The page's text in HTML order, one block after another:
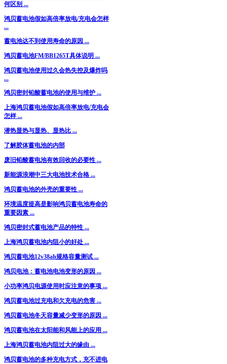
何区别 ...
鸿贝蓄电池假如高倍率放电/充电会怎样
...
蓄电池达不到使用寿命的原因 ...
鸿贝蓄电池FM/BB1265T具体说明 ...
鸿贝蓄电池使用过久会热失控及爆炸吗
...
鸿贝密封铅酸蓄电池的使用与维护 ...
上海鸿贝蓄电池假如高倍率放电/充电会
怎样 ...
潜热显热与显热、显热比 ...
了解胶体蓄电池的内部
废旧铅酸蓄电池有效回收的必要性 ...
新能源浪潮中三大电池技术合格 ...
鸿贝蓄电池的外壳的重要性 ...
环境温度提高是影响鸿贝蓄电池寿命的
重要因素 ...
鸿贝密封式蓄电池产品的特性 ...
上海鸿贝蓄电池内阻小的好处 ...
鸿贝蓄电池12v38ah规格容量测试 ...
鸿贝电池：蓄电池电池变形的原因 ...
小功率鸿贝电源使用时应注意的事项 ...
鸿贝蓄电池过充电和欠充电的危害 ...
鸿贝蓄电池冬天容量减少变形的原因 ...
鸿贝蓄电池在太阳能和风能上的应用 ...
上海鸿贝蓄电池内阻过大的缘由 ...
鸿贝蓄电池的多种充电方式，充不进电